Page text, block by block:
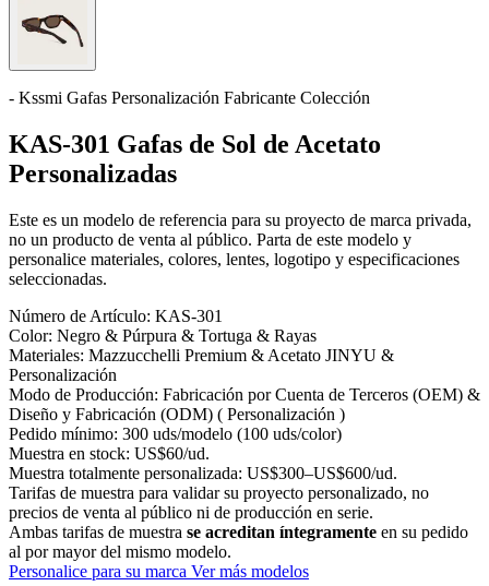
- Kssmi Gafas Personalización Fabricante Colección
KAS-301 Gafas de Sol de Acetato
Personalizadas
Este es un modelo de referencia para su proyecto de marca privada,
no un producto de venta al público. Parta de este modelo y
personalice materiales, colores, lentes, logotipo y especificaciones
seleccionadas.
Número de Artículo: KAS-301
Color: Negro & Púrpura & Tortuga & Rayas
Materiales: Mazzucchelli Premium & Acetato JINYU &
Personalización
Modo de Producción: Fabricación por Cuenta de Terceros (OEM) &
Diseño y Fabricación (ODM) ( Personalización )
Pedido mínimo: 300 uds/modelo (100 uds/color)
Muestra en stock: US$60/ud.
Muestra totalmente personalizada: US$300–US$600/ud.
Tarifas de muestra para validar su proyecto personalizado, no
precios de venta al público ni de producción en serie.
Ambas tarifas de muestra se acreditan íntegramente en su pedido
al por mayor del mismo modelo.
Personalice para su marca Ver más modelos